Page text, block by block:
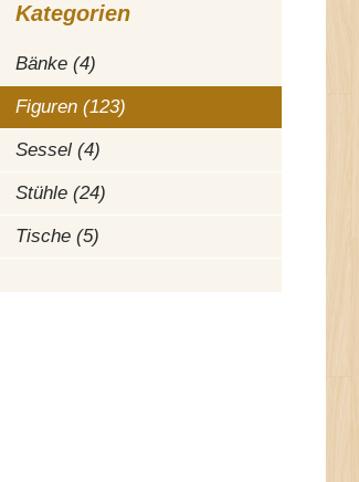
Kategorien
Bänke (4)
Figuren (123)
Sessel (4)
Stühle (24)
Tische (5)